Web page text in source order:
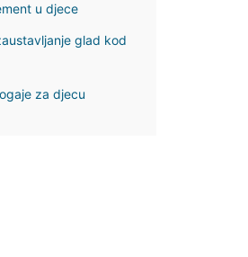
u djece
glad kod
za djecu